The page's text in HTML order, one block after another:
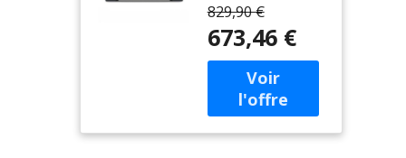
maison avec le
Smart Oven
Pizzaiolo, qui
atteint 400°C en
seulement 2
minutes Précision
de l'Element iQ : Le
829,90 €
673,46 €